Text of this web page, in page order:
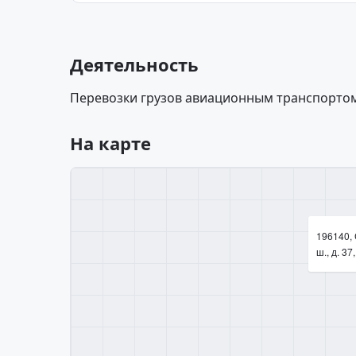
Деятельность
Перевозки грузов авиационным
На карте
196140,
ш., д.